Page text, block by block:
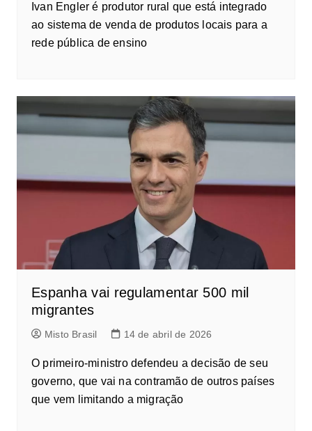
Ivan Engler é produtor rural que está integrado
ao sistema de venda de produtos locais para a
rede pública de ensino
Espanha vai regulamentar 500 mil
migrantes
Misto Brasil 14 de abril de 2026
O primeiro-ministro defendeu a decisão de seu
governo, que vai na contramão de outros países
que vem limitando a migração